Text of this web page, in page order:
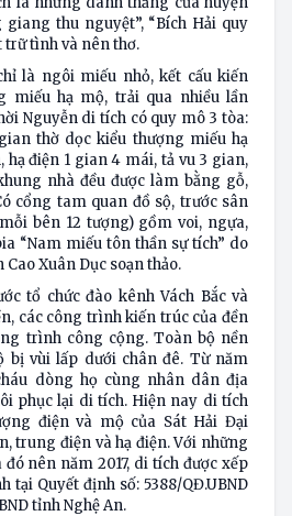
giang thu nguyệt”, “Bích Hải quy
trữ tình và nên thơ.
là ngôi miếu nhỏ, kết cấu kiến
miếu hạ mộ, trải qua nhiều lần
Nguyễn di tích có quy mô 3 tòa:
thờ dọc kiểu thượng miếu hạ
điện 1 gian 4 mái, tả vu 3 gian,
nhà đều được làm bằng gỗ,
cổng tam quan đồ sộ, trước sân
bên 12 tượng) gồm voi, ngựa,
“Nam miếu tôn thần sự tích” do
Xuân Dục soạn thảo.
tổ chức đào kênh Vách Bắc và
các công trình kiến trúc của đền
trình công cộng. Toàn bộ nền
bị vùi lấp dưới chân đê. Từ năm
dòng họ cùng nhân dân địa
phục lại di tích. Hiện nay di tích
điện và mộ của Sát Hải Đại
trung điện và hạ điện. Với những
nên năm 2017, di tích được xếp
tại Quyết định số: 5388/QĐ.UBND
tỉnh Nghệ An.